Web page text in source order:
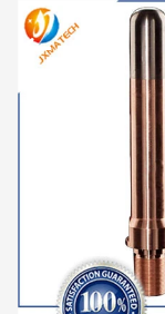
ΠΡΟΪΌΝΤΑ
ΠΕΡΊΠΟΥ
ΕΜΕΊΣ
Rights
Reserved.
Developed
ECER